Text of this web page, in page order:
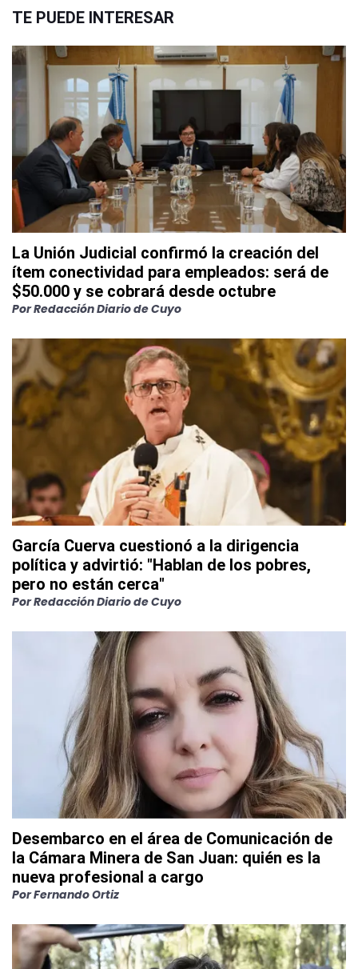
TE PUEDE INTERESAR
La Unión Judicial confirmó la creación del
ítem conectividad para empleados: será de
$50.000 y se cobrará desde octubre
PorRedacción Diario de Cuyo
García Cuerva cuestionó a la dirigencia
política y advirtió: "Hablan de los pobres,
pero no están cerca"
PorRedacción Diario de Cuyo
Desembarco en el área de Comunicación de
la Cámara Minera de San Juan: quién es la
nueva profesional a cargo
PorFernando Ortiz